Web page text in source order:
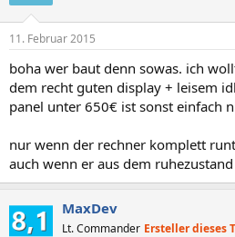
11. Februar 2015
boha wer baut denn sowas. ich
dem recht guten display + leisem
panel unter 650€ ist sonst einfach
nur wenn der rechner komplett
auch wenn er aus dem
MaxDev
Lt. Commander Ersteller dieses